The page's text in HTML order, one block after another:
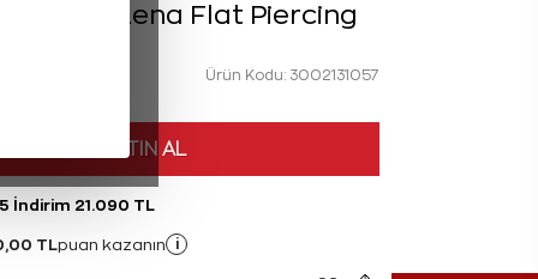
Pırlanta Lena Flat Piercing
Ürün Kodu: 3002131057
HEMEN SATIN AL
İndirim 21.090 TL
TL puan kazanın i